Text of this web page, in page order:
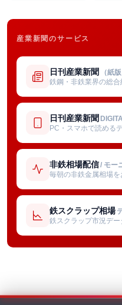
産業新聞のサービス
日刊産業新聞 （紙版
鉄鋼・非鉄業界の総合
日刊産業新聞
PC・スマホで読める
非鉄相場配信/ モー
毎朝の非鉄金属相場を
鉄スクラップ相場
鉄スクラップ市況デ